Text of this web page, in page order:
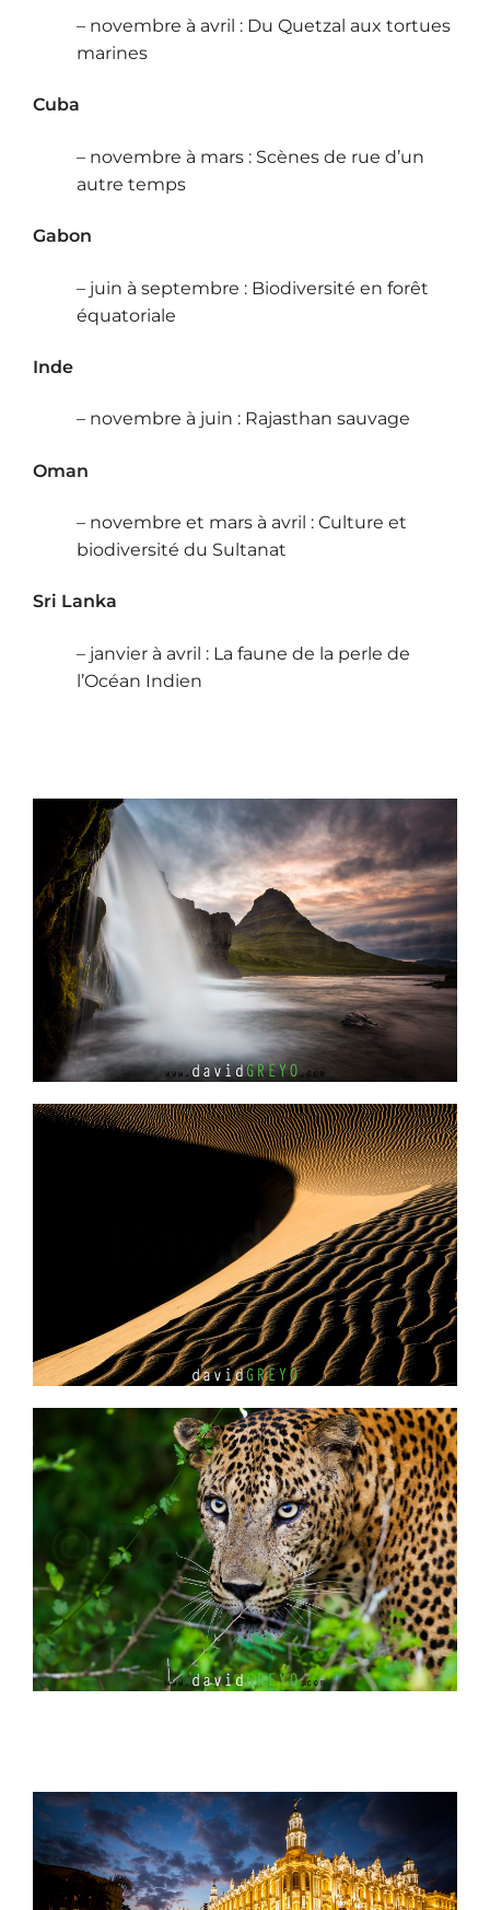
– novembre à avril : Du Quetzal aux tortues
marines
Cuba
– novembre à mars : Scènes de rue d’un
autre temps
Gabon
– juin à septembre : Biodiversité en forêt
équatoriale
Inde
– novembre à juin : Rajasthan sauvage
Oman
– novembre et mars à avril : Culture et
biodiversité du Sultanat
Sri Lanka
– janvier à avril : La faune de la perle de
l’Océan Indien